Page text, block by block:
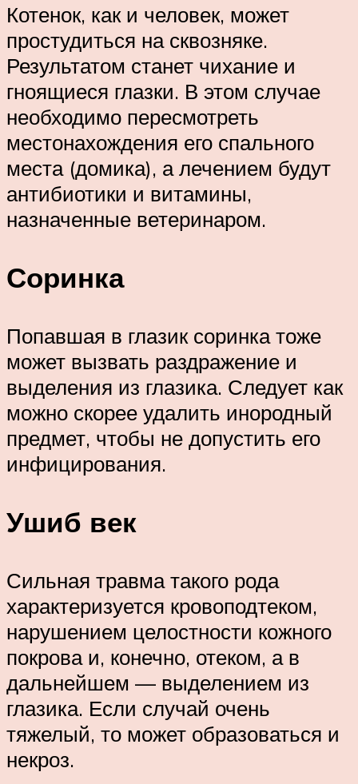
Котенок, как и человек, может
простудиться на сквозняке.
Результатом станет чихание и
гноящиеся глазки. В этом случае
необходимо пересмотреть
местонахождения его спального
места (домика), а лечением будут
антибиотики и витамины,
назначенные ветеринаром.
Соринка
Попавшая в глазик соринка тоже
может вызвать раздражение и
выделения из глазика. Следует как
можно скорее удалить инородный
предмет, чтобы не допустить его
инфицирования.
Ушиб век
Сильная травма такого рода
характеризуется кровоподтеком,
нарушением целостности кожного
покрова и, конечно, отеком, а в
дальнейшем — выделением из
глазика. Если случай очень
тяжелый, то может образоваться и
некроз.